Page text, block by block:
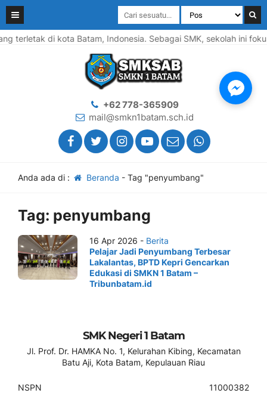
terletak di kota Batam, Indonesia. Sebagai SMK, sekolah ini
+62 778-365909
mail@smkn1batam.sch.id
Anda ada di : Beranda - Tag "penyumbang"
Tag: penyumbang
16 Apr 2026 - Berita
Pelajar Jadi Penyumbang Terbesar
Lakalantas, BPTD Kepri Gencarkan
Edukasi di SMKN 1 Batam –
Tribunbatam.id
SMK Negeri 1 Batam
Jl. Prof. Dr. HAMKA No. 1, Kelurahan Kibing, Kecamatan
Batu Aji, Kota Batam, Kepulauan Riau
NSPN 11000382